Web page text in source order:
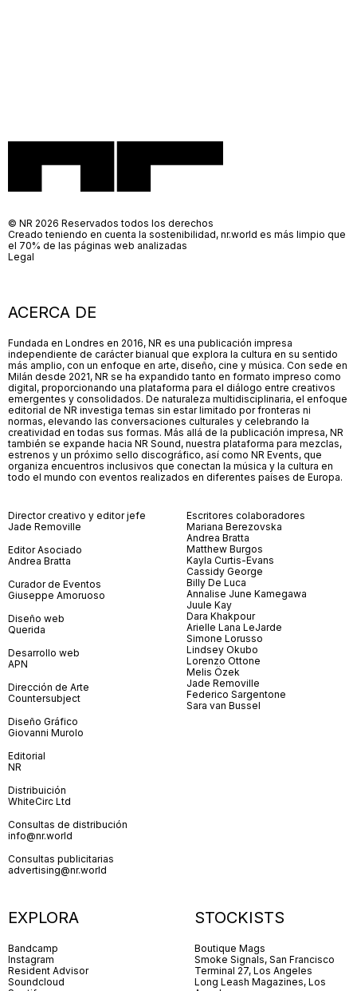
ACERCA DE
Fundada en Londres en 2016, NR es una publicación impresa
independiente de carácter bianual que explora la cultura en su sentido
más amplio, con un enfoque en arte, diseño, cine y música. Con sede en
Milán desde 2021, NR se ha expandido tanto en formato impreso como
digital, proporcionando una plataforma para el diálogo entre creativos
emergentes y consolidados. De naturaleza multidisciplinaria, el enfoque
editorial de NR investiga temas sin estar limitado por fronteras ni
normas, elevando las conversaciones culturales y celebrando la
creatividad en todas sus formas. Más allá de la publicación impresa, NR
también se expande hacia NR Sound, nuestra plataforma para mezclas,
estrenos y un próximo sello discográfico, así como NR Events, que
organiza encuentros inclusivos que conectan la música y la cultura en
todo el mundo con eventos realizados en diferentes países de Europa.
Director creativo y editor jefe
Jade Removille
Editor Asociado
Andrea Bratta
Curador de Eventos
Giuseppe Amoruoso
Diseño web
Querida
Desarrollo web
APN
Dirección de Arte
Countersubject
Diseño Gráfico
Giovanni Murolo
Editorial
NR
Distribuición
WhiteCirc Ltd
Consultas de distribución
info@nr.world
Consultas publicitarias
advertising@nr.world
Escritores colaboradores
Mariana Berezovska
Andrea Bratta
Matthew Burgos
Kayla Curtis-Evans
Cassidy George
Billy De Luca
Annalise June Kamegawa
Juule Kay
Dara Khakpour
Arielle Lana LeJarde
Simone Lorusso
Lindsey Okubo
Lorenzo Ottone
Melis Özek
Jade Removille
Federico Sargentone
Sara van Bussel
EXPLORA
Bandcamp
Instagram
Resident Advisor
Soundcloud
STOCKISTS
Boutique Mags
Smoke Signals, San Francisco
Terminal 27, Los Angeles
Long Leash Magazines, Los
© NR 2026 Reservados todos los derechos
Creado teniendo en cuenta la sostenibilidad, nr.world es más limpio que
el 70% de las páginas web analizadas
Legal